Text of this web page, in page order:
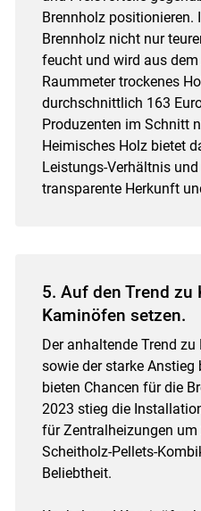
Brennholz positionieren.
Brennholz nicht nur
feucht und wird aus
Raummeter trockenes
durchschnittlich 163
Produzenten im Schnitt
Heimisches Holz bietet
Leistungs-Verhältnis
transparente Herkunft
5. Auf den Trend zu
Kaminöfen setzen.
Der anhaltende Trend
sowie der starke Anstieg
bieten Chancen für die
2023 stieg die
für Zentralheizungen
Scheitholz-Pellets-
Beliebtheit.